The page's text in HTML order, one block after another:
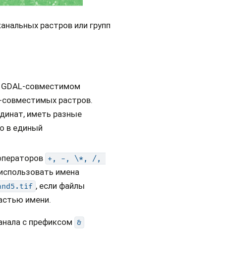
растров или групп
совместимом
совместимых растров.
иметь разные
в единый
+, -, \*,
/,
имена
, если файлы
имени.
с префиксом &